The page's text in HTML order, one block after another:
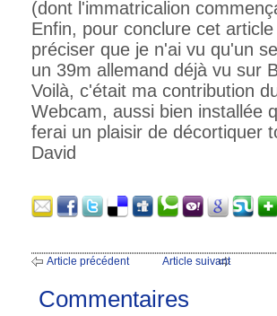
(dont l'immatricalion
Enfin, pour conclure cet
préciser que je n'ai vu qu'un
un 39m allemand déjà vu sur
Voilà, c'était ma contribution
Webcam, aussi bien installée
ferai un plaisir de décortiquer
David
Article précédent Article suivant
Commentaires